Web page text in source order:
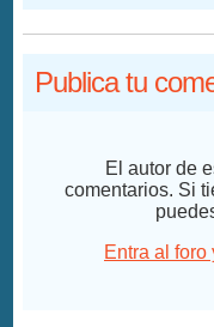
Publica tu
El autor de
comentarios. Si
Entra al